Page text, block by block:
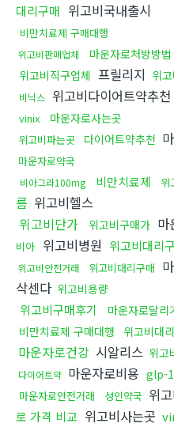
대리구매 위고비국내출시
비만치료제 구매대행
위고비판매업체 마운자로처방방법
위고비직구업체 프릴리지 위
비닉스 위고비다이어트약추천
vinix 마운자로사는곳
위고비파는곳 다이어트약추천
마운자로약국
비아그라100mg 비만치료제 위
름 위고비헬스
위고비단가
위고비구매가 마
비아 위고비병원 위고비대리
위고비안전거래 위고비대리구매
삭센다 위고비용량
위고비구매후기 마운자로달리
비만치료제 구매대행 위고비대
마운자로건강 시알리스 위고
다이어트약 마운자로비용 glp-1
마운자로안전거래 성인약국 위
로 가격 비교 위고비사는곳